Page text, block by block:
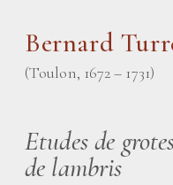
Bernard
(Toulon, 1672 – 1731)
Etudes de
de lambris